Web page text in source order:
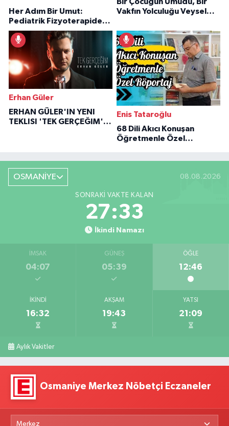
Her Adım Bir Umut:
Pediatrik Fizyoterapiden
İlham Veren Hikâyeler
Bir Çocuğun Umudu, Bir
Vakfın Yolculuğu Veysel
Erhan Güler
ERHAN GÜLER'IN YENI
TEKLISI 'TEK GERÇEĞIM'LE
Enis Tataroğlu
68 Dili Akıcı Konuşan
Öğretmenle Özel
OSMANİYE 08.08.2026
SONRAKI VAKTE KALAN
27:32
İkindi Namazı
İMSAK
04:07
GÜNEŞ
05:39
ÖĞLE
12:46
İKINDI
16:32
AKŞAM
19:43
YATSI
21:09
Aylık Vakitler
Osmaniye Merkez Nöbetçi Eczaneler